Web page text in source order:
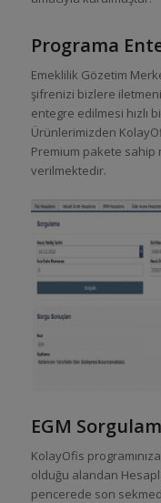
Programa
Emeklilik Gözetim
şifrenizi bizlere
entegre edilmesi hızlı
Ürünlerimizden
Premium pakete sahip
verilmektedir.
EGM
KolayOfis
olduğu alandan
pencerede son